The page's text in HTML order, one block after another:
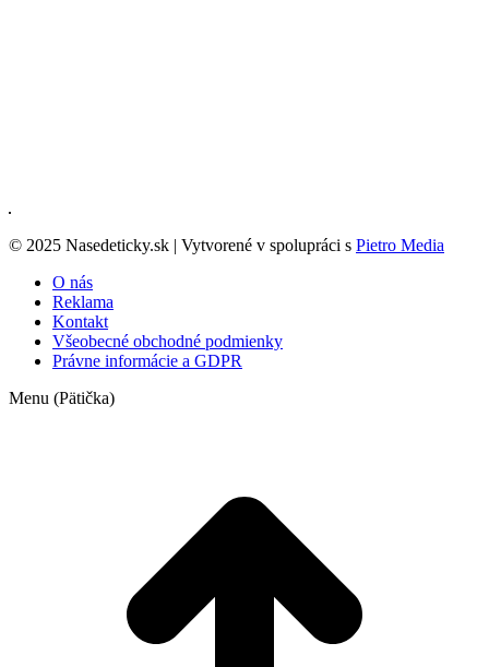
© 2025 Nasedeticky.sk | Vytvorené v spolupráci s Pietro Media
O nás
Reklama
Kontakt
Všeobecné obchodné podmienky
Právne informácie a GDPR
Menu (Pätička)